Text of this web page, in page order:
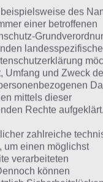
neuen App von
du direkt zu
des
einer betroffenen
Umfang und Zweck
mittels dieser
Rechte aufgeklärt.
zahlreiche
um einen möglichst
verarbeiteten
können